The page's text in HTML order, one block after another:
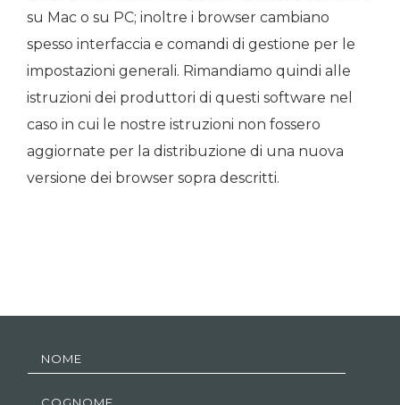
su Mac o su PC; inoltre i browser cambiano
spesso interfaccia e comandi di gestione per le
impostazioni generali. Rimandiamo quindi alle
istruzioni dei produttori di questi software nel
caso in cui le nostre istruzioni non fossero
aggiornate per la distribuzione di una nuova
versione dei browser sopra descritti.